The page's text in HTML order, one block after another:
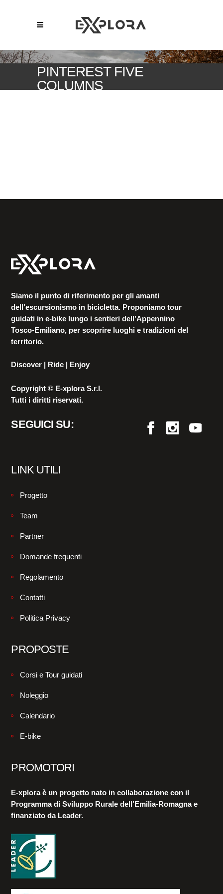
PINTEREST FIVE
COLUMNS
Siamo il punto di riferimento per gli amanti
dell’escursionismo in bicicletta. Proponiamo tour
guidati in e-bike lungo i sentieri dell’Appennino
Tosco-Emiliano, per scoprire luoghi e tradizioni del
territorio.
Discover | Ride | Enjoy
Copyright © E-xplora S.r.l.
Tutti i diritti riservati.
SEGUICI SU:
LINK UTILI
Progetto
Team
Partner
Domande frequenti
Regolamento
Contatti
Politica Privacy
PROPOSTE
Corsi e Tour guidati
Noleggio
Calendario
E-bike
PROMOTORI
E-xplora è un progetto nato in collaborazione con il
Programma di Sviluppo Rurale dell’Emilia-Romagna e
finanziato da Leader.